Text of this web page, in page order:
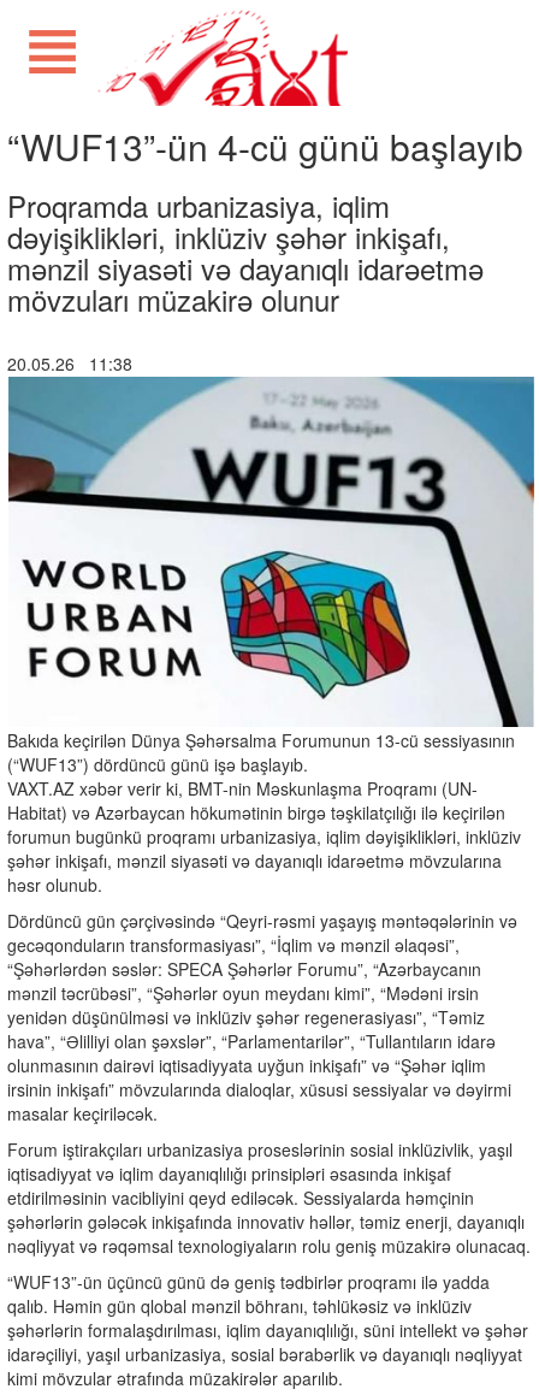
“WUF13”-ün 4-cü günü başlayıb
Proqramda urbanizasiya, iqlim
dəyişiklikləri, inklüziv şəhər inkişafı,
mənzil siyasəti və dayanıqlı idarəetmə
mövzuları müzakirə olunur
20.05.26 11:38
Bakıda keçirilən Dünya Şəhərsalma Forumunun 13-cü sessiyasının
(“WUF13”) dördüncü günü işə başlayıb.
VAXT.AZ xəbər verir ki, BMT-nin Məskunlaşma Proqramı (UN-
Habitat) və Azərbaycan hökumətinin birgə təşkilatçılığı ilə keçirilən
forumun bugünkü proqramı urbanizasiya, iqlim dəyişiklikləri, inklüziv
şəhər inkişafı, mənzil siyasəti və dayanıqlı idarəetmə mövzularına
həsr olunub.
Dördüncü gün çərçivəsində “Qeyri-rəsmi yaşayış məntəqələrinin və
gecəqonduların transformasiyası”, “İqlim və mənzil əlaqəsi”,
“Şəhərlərdən səslər: SPECA Şəhərlər Forumu”, “Azərbaycanın
mənzil təcrübəsi”, “Şəhərlər oyun meydanı kimi”, “Mədəni irsin
yenidən düşünülməsi və inklüziv şəhər regenerasiyası”, “Təmiz
hava”, “Əlilliyi olan şəxslər”, “Parlamentarilər”, “Tullantıların idarə
olunmasının dairəvi iqtisadiyyata uyğun inkişafı” və “Şəhər iqlim
irsinin inkişafı” mövzularında dialoqlar, xüsusi sessiyalar və dəyirmi
masalar keçiriləcək.
Forum iştirakçıları urbanizasiya proseslərinin sosial inklüzivlik, yaşıl
iqtisadiyyat və iqlim dayanıqlılığı prinsipləri əsasında inkişaf
etdirilməsinin vacibliyini qeyd ediləcək. Sessiyalarda həmçinin
şəhərlərin gələcək inkişafında innovativ həllər, təmiz enerji, dayanıqlı
nəqliyyat və rəqəmsal texnologiyaların rolu geniş müzakirə olunacaq.
“WUF13”-ün üçüncü günü də geniş tədbirlər proqramı ilə yadda
qalıb. Həmin gün qlobal mənzil böhranı, təhlükəsiz və inklüziv
şəhərlərin formalaşdırılması, iqlim dayanıqlılığı, süni intellekt və şəhər
idarəçiliyi, yaşıl urbanizasiya, sosial bərabərlik və dayanıqlı nəqliyyat
kimi mövzular ətrafında müzakirələr aparılıb.